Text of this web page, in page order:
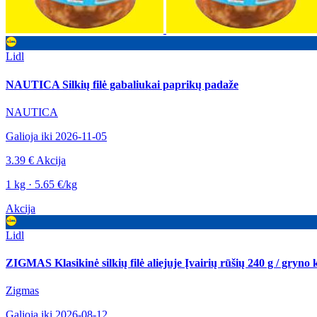
Lidl
NAUTICA Silkių filė gabaliukai paprikų padaže
NAUTICA
Galioja iki 2026-11-05
3.39 € Akcija
1 kg · 5.65 €/kg
Akcija
Lidl
ZIGMAS Klasikinė silkių filė aliejuje Įvairių rūšių 240 g / gryno
Zigmas